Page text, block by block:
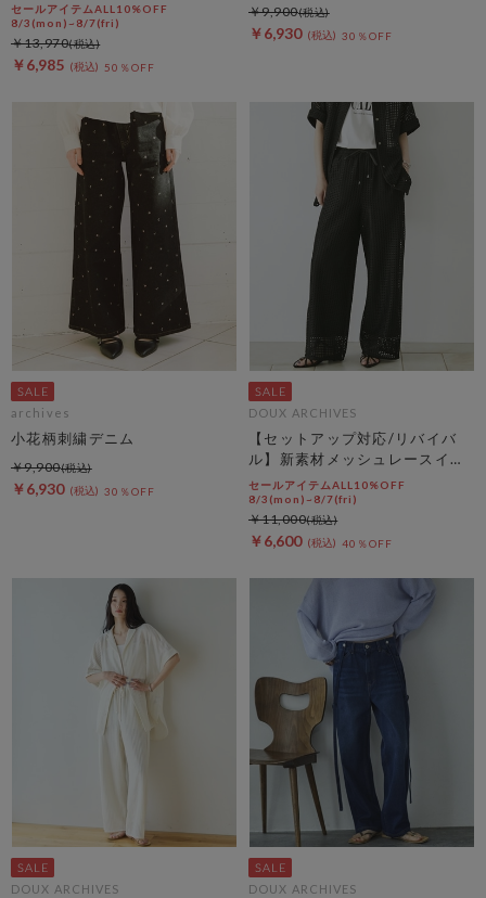
セールアイテムALL10%OFF
8/3(mon)~8/7(fri)
￥6,985 50％OFF
￥13,970
￥6,930 30％OFF
￥9,900
archives
小花柄刺繍デニム
￥6,930 30％OFF
￥9,900
DOUX ARCHIVES
【セットアップ対応/リバイバ
ル】新素材メッシュレースイー
ジーパンツ
セールアイテムALL10%OFF
8/3(mon)~8/7(fri)
￥6,600 40％OFF
￥11,000
DOUX ARCHIVES DOUX ARCHIVES